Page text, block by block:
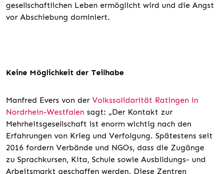
gesellschaftlichen Leben ermöglicht wird und die Angst
vor Abschiebung dominiert.
Keine Möglichkeit der Teilhabe
Manfred Evers von der Volkssolidarität Ratingen in
Nordrhein-Westfalen sagt: „Der Kontakt zur
Mehrheitsgesellschaft ist enorm wichtig nach den
Erfahrungen von Krieg und Verfolgung. Spätestens seit
2016 fordern Verbände und NGOs, dass die Zugänge
zu Sprachkursen, Kita, Schule sowie Ausbildungs- und
Arbeitsmarkt geschaffen werden. Diese Zentren